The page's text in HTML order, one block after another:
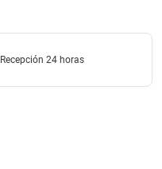
Recepción 24 horas